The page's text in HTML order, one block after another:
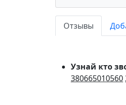
Отзывы
Узнай кто
380665010560